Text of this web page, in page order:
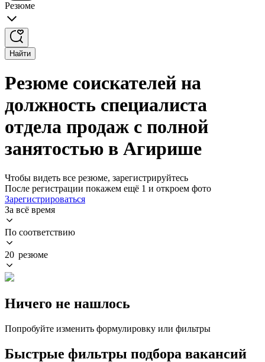
Резюме
Найти
Резюме соискателей на
должность специалиста
отдела продаж с полной
занятостью в Агирише
Чтобы видеть все резюме, зарегистрируйтесь
После регистрации покажем ещё 1 и откроем фото
Зарегистрироваться
За всё время
По соответствию
20 резюме
Ничего не нашлось
Попробуйте изменить формулировку или фильтры
Быстрые фильтры подбора вакансий